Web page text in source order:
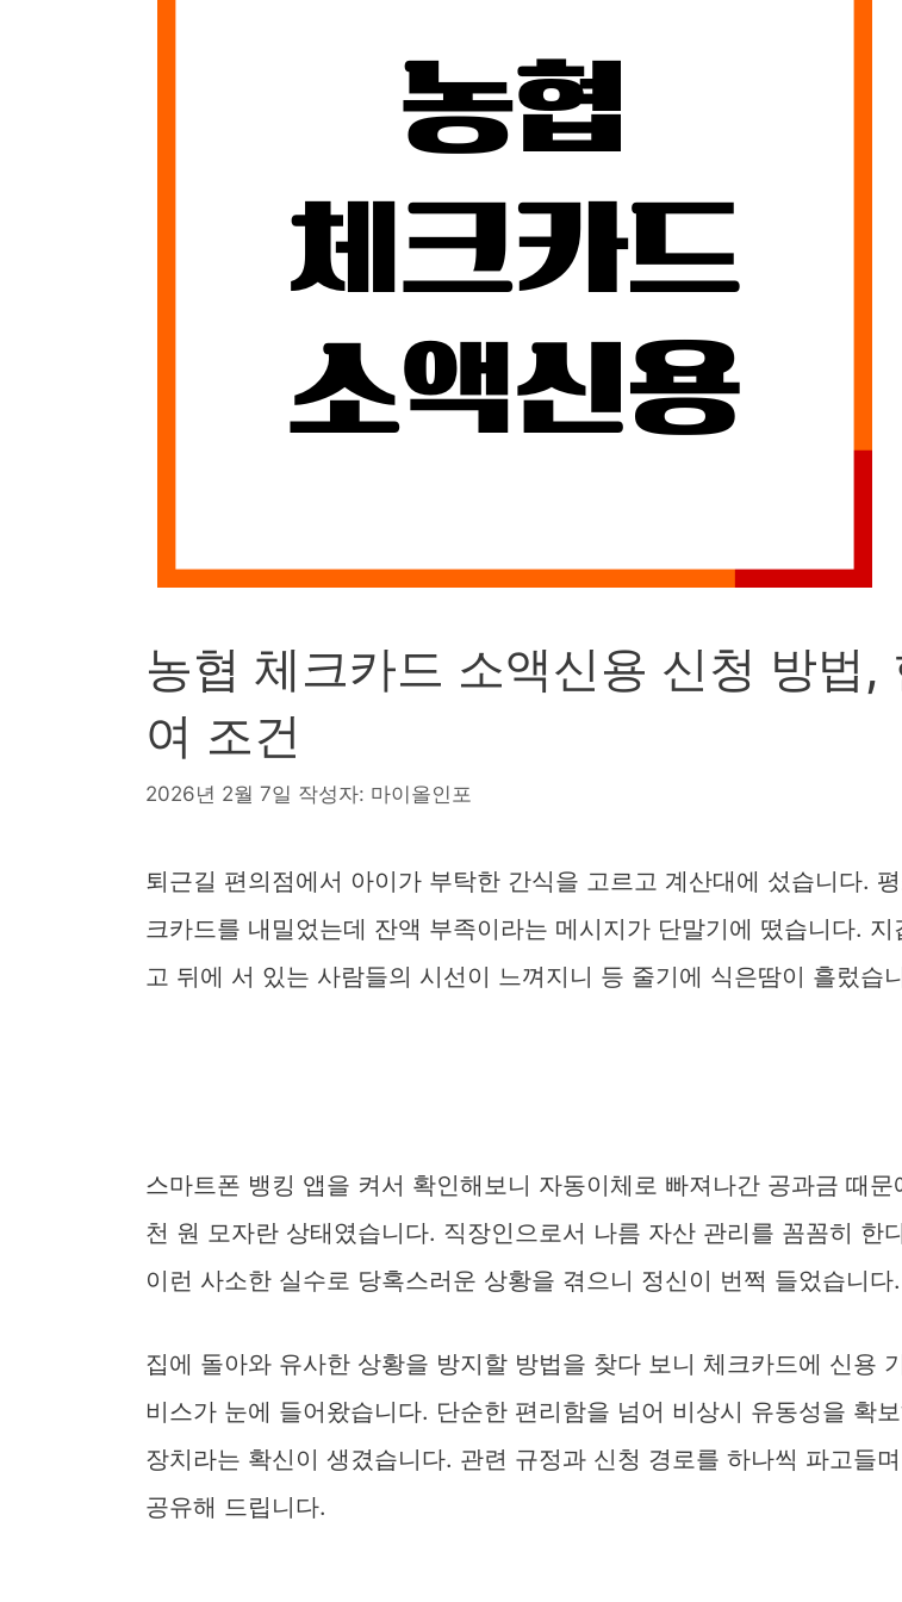
농협 체크카드 소액신용 신청 방법,
여 조건
2026년 2월 7일 작성자: 마이올인포
퇴근길 편의점에서 아이가 부탁한 간식을 고르고 계산대에 섰습니다.
크카드를 내밀었는데 잔액 부족이라는 메시지가 단말기에 떴습니다. 지
고 뒤에 서 있는 사람들의 시선이 느껴지니 등 줄기에 식은땀이 흘렀습
스마트폰 뱅킹 앱을 켜서 확인해보니 자동이체로 빠져나간 공과금 때문
천 원 모자란 상태였습니다. 직장인으로서 나름 자산 관리를 꼼꼼히 한
이런 사소한 실수로 당혹스러운 상황을 겪으니 정신이 번쩍 들었습니다.
집에 돌아와 유사한 상황을 방지할 방법을 찾다 보니 체크카드에 신용
비스가 눈에 들어왔습니다. 단순한 편리함을 넘어 비상시 유동성을 확
장치라는 확신이 생겼습니다. 관련 규정과 신청 경로를 하나씩 파고들
공유해 드립니다.